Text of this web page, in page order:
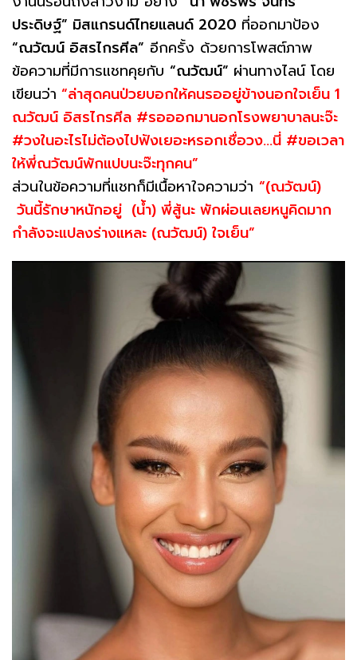
ประดิษฐ์” มิสแกรนด์ไทยแลนด์ 2020 ที่ออกมาป้อง
“ณวัฒน์ อิสรไกรศีล” อีกครั้ง ด้วยการโพสต์ภาพ
ข้อความที่มีการแชทคุยกับ “ณวัฒน์” ผ่านทางไลน์ โดย
เขียนว่า “ล่าสุดคนป่วยบอกให้คนรออยู่ข้างนอกใจเย็น 1
ณวัฒน์ อิสรไกรศีล #รอออกมานอกโรงพยาบาลนะจ๊ะ
#วงในอะไรไม่ต้องไปฟังเยอะหรอกเชื่อวง…นี่ #ขอเวลา
ให้พี่ณวัฒน์พักแปบนะจ๊ะทุกคน”
ส่วนในข้อความที่แชทก็มีเนื้อหาใจความว่า “(ณวัฒน์)
วันนี้รักษาหนักอยู่ (น้ำ) พี่สู้นะ พักผ่อนเลยหนูคิดมาก
กำลังจะแปลงร่างแหละ (ณวัฒน์) ใจเย็น”